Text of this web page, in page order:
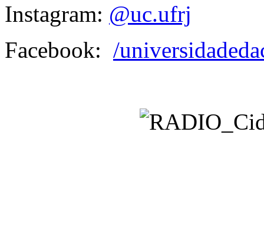
Instagram: @uc.ufrj
Facebook: /